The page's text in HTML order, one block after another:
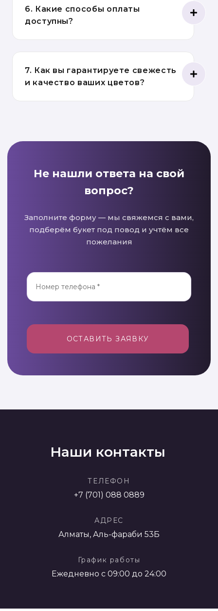
6. Какие способы оплаты
доступны?
7. Как вы гарантируете свежесть
и качество ваших цветов?
Не нашли ответа на свой
вопрос?
Заполните форму — мы свяжемся с вами,
подберём букет под повод и учтём все
пожелания
ОСТАВИТЬ ЗАЯВКУ
Наши контакты
ТЕЛЕФОН
+7 (701) 088 0889
АДРЕС
Алматы, Аль-фараби 53Б
График работы
Ежедневно с 09:00 до 24:00